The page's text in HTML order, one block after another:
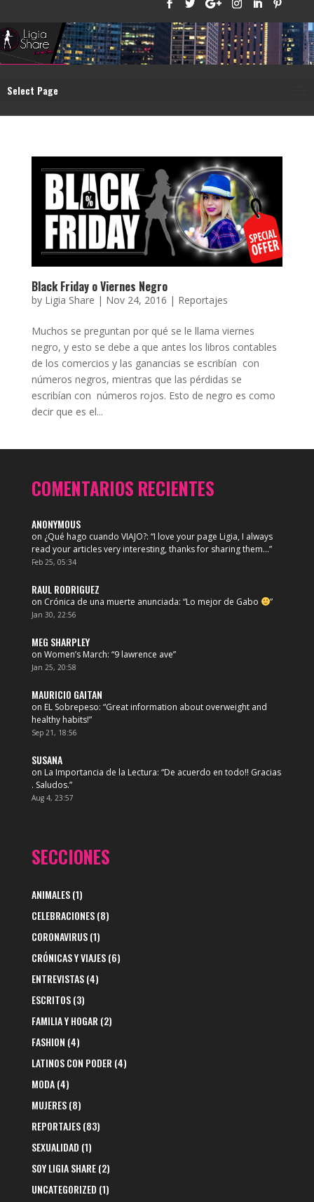
Select Page
Black Friday o Viernes Negro
by Ligia Share | Nov 24, 2016 | Reportajes
Muchos se preguntan por qué se le llama viernes
negro, y esto se debe a que antes los libros contables
de los comercios y las ganancias se escribían con
números negros, mientras que las pérdidas se
escribían con números rojos. Esto de negro es como
decir que es el...
COMENTARIOS RECIENTES
ANONYMOUS
on ¿Qué hago cuando VIAJO?: “I love your page Ligia, I always
read your articles very interesting, thanks for sharing them…”
Feb 25, 05:34
RAUL RODRIGUEZ
on Crónica de una muerte anunciada: “Lo mejor de Gabo ”
Jan 30, 22:56
MEG SHARPLEY
on Women’s March: “9 lawrence ave”
Jan 25, 20:58
MAURICIO GAITAN
on EL Sobrepeso: “Great information about overweight and
healthy habits!”
Sep 21, 18:56
SUSANA
on La Importancia de la Lectura: “De acuerdo en todo!! Gracias
. Saludos.”
Aug 4, 23:57
SECCIONES
ANIMALES(1)
CELEBRACIONES(8)
CORONAVIRUS(1)
CRÓNICAS Y VIAJES(6)
ENTREVISTAS(4)
ESCRITOS(3)
FAMILIA Y HOGAR (2)
FASHION (4)
LATINOS CON PODER (4)
MODA(4)
MUJERES(8)
REPORTAJES(83)
SEXUALIDAD (1)
SOY LIGIA SHARE(2)
UNCATEGORIZED (1)